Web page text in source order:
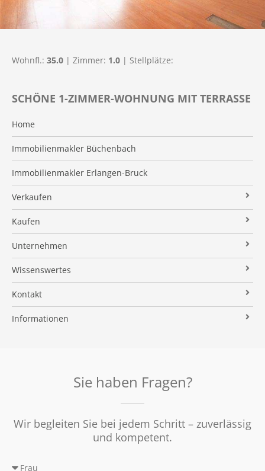
SCHÖNE 1-ZIMMER-WOHNUNG MIT TERRASSE
Home
Immobilienmakler Büchenbach
Immobilienmakler Erlangen-Bruck
Verkaufen
Verkaufsanfrage
Referenzobjekte
Makleralleinauftrag
Wertermittlung
Verkaufsvorbereitung
Vermarktung
Tipps für Privatverkäufer
Kaufen
Immobilienangebote
Finanzierung
Suchauftrag
Unternehmen
Über uns
Kundenstimmen
Stielke-Facts
Kooperationspartner
Wissenswertes
Immobilien News
Immobilien ABC
Kontakt
Impressum
Informationen
Wohnfl.: 35.0 | Zimmer: 1.0 | Stellplätze:
Sie haben Fragen?
Wir begleiten Sie bei jedem Schritt – zuverlässig
und kompetent.